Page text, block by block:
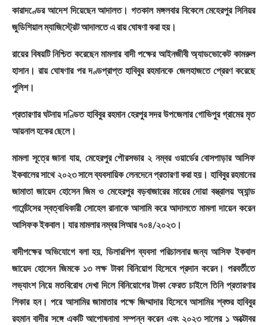
কারাদণ্ডের আদেশ দিয়েছেন আদালত। গতকাল মঙ্গলবার বিকেলে মেহেরপুর সিনিয়র
জুডিশিয়াল ম্যাজিস্ট্রেট আদালতে এ রায় ঘোষণা করা হয়।
রায়ের বিষয়টি নিশ্চিত করেছেন মামলার বাদী পক্ষের আইনজীবী অ্যাডভোকেট কামরুল
হাসান। রায় ঘোষণার পর দণ্ডপ্রাপ্ত হাবিবুর রহমানকে জেলহাজতে প্রেরণ করেছে
পুলিশ।
প্রতারণার ঘটনায় দণ্ডিত হাবিবুর রহমান হেরপুর সদর উপজেলার গোভিপুর গ্রামের মৃত
আয়নাল হকের ছেলে।
মামলা সূত্রে জানা যায়, মেহেরপুর পৌরসভার ২ নম্বর ওয়ার্ডের বোসপাড়ার আসিফ
ইকবালের সাথে ২০২৩ সালে ব্যবসায়িক লেনদেনে প্রতারণা করা হয়। হাবিবুর রহমানের
জামাতা জায়েদ হোসেন জিম ও মেহেরপুর বড়বাজারের মায়ের দোয়া বস্ত্রালয় অ্যান্ড
গার্মেন্টসের স্বত্বাধিকারী সোহেল রানাকে আসামি করে আদালতে মামলা দায়েন করেন
আসিফক ইকবাল। যার মামলার নম্বর সিআর ৭০৪/২০২৩।
বাদীপক্ষের অভিযোগে বলা হয়, ডিলারশিপ ব্যবসা পরিচালনার জন্য আসিফ ইকবাল
জায়েদ হোসেন জিমকে ১৩ লক্ষ টাকা বিনিয়োগ হিসেবে প্রদান করেন। পরবর্তীতে
লভ্যাংশ নিয়ে মতবিরোধ দেখা দিলে বিনিয়োগের টাকা ফেরত চাইলে তিনি প্রতারণার
শিকার হন। পরে আসামির জামাতার পক্ষে জিম্মাদার হিসেবে আসামির শ্বশুর হাবিবুর
রহমান বাদীর সঙ্গে একটি আপোষনামা সম্পন্ন করেন এবং ২০২৩ সালের ১ অক্টোবর